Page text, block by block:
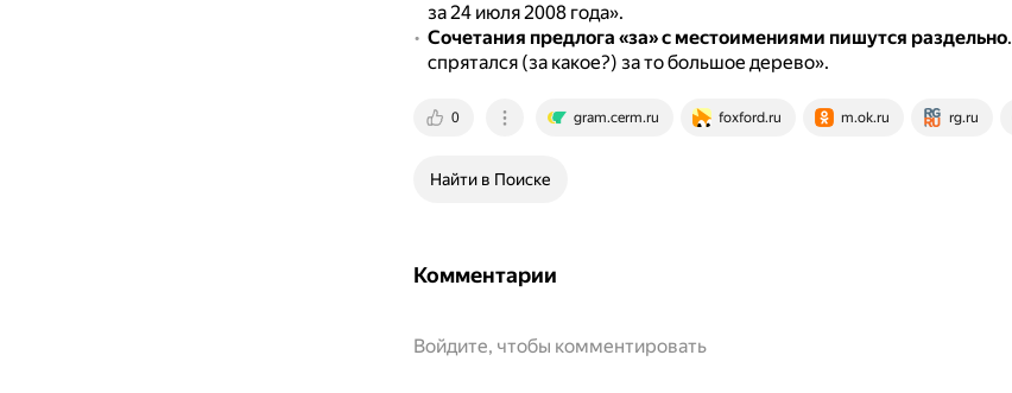
за 24 июля 2008 года».
Сочетания предлога «за» с местоимениями пишутся раздельно.
спрятался (за какое?) за то большое дерево».
0 gram.cerm.ru foxford.ru m.ok.ru rg.ru
Найти в Поиске
Комментарии
Войдите, чтобы комментировать